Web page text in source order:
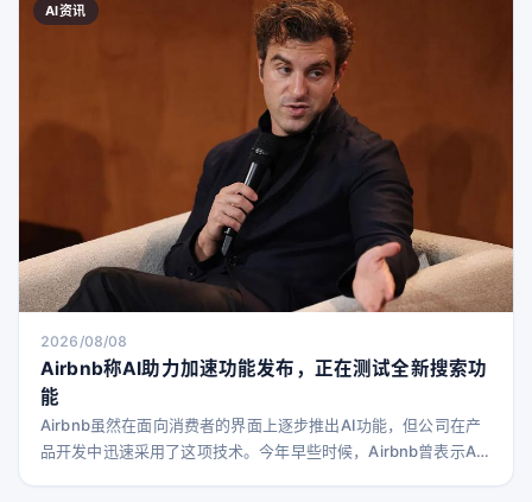
AI资讯
2026/08/08
Airbnb称AI助力加速功能发布，正在测试全新搜索功
能
Airbnb虽然在面向消费者的界面上逐步推出AI功能，但公司在产
品开发中迅速采用了这项技术。今年早些时候，Airbnb曾表示AI